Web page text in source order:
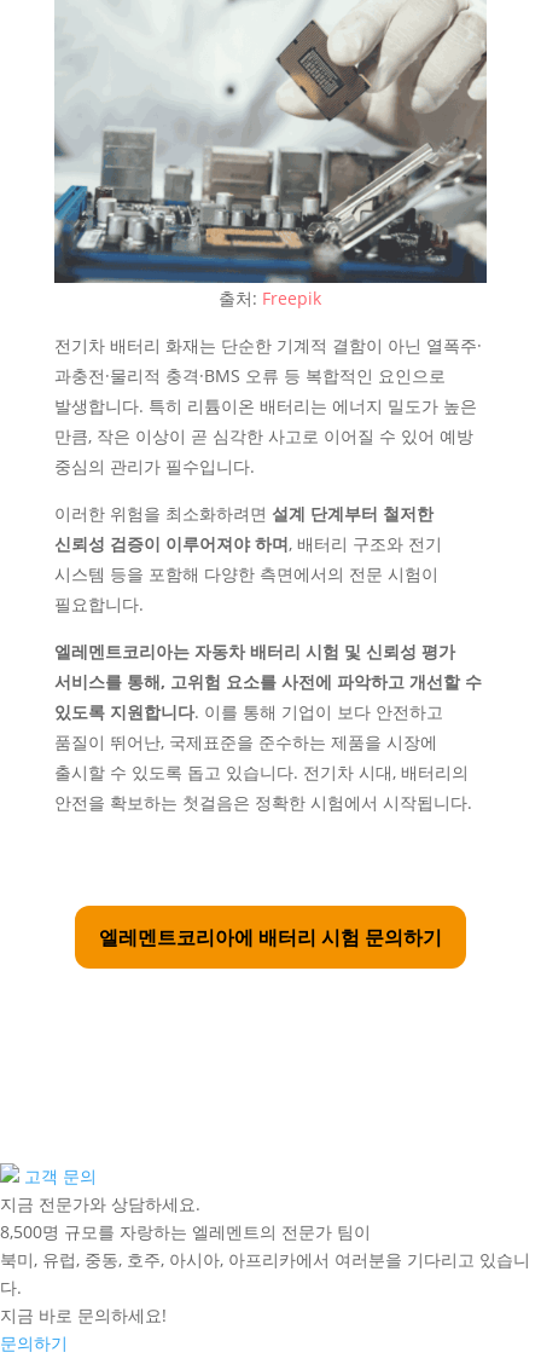
출처: Freepik
전기차 배터리 화재는 단순한 기계적 결함이 아닌 열폭주·
과충전·물리적 충격·BMS 오류 등 복합적인 요인으로
발생합니다. 특히 리튬이온 배터리는 에너지 밀도가 높은
만큼, 작은 이상이 곧 심각한 사고로 이어질 수 있어 예방
중심의 관리가 필수입니다.
이러한 위험을 최소화하려면 설계 단계부터 철저한
신뢰성 검증이 이루어져야 하며, 배터리 구조와 전기
시스템 등을 포함해 다양한 측면에서의 전문 시험이
필요합니다.
엘레멘트코리아는 자동차 배터리 시험 및 신뢰성 평가
서비스를 통해, 고위험 요소를 사전에 파악하고 개선할 수
있도록 지원합니다. 이를 통해 기업이 보다 안전하고
품질이 뛰어난, 국제표준을 준수하는 제품을 시장에
출시할 수 있도록 돕고 있습니다. 전기차 시대, 배터리의
안전을 확보하는 첫걸음은 정확한 시험에서 시작됩니다.
엘레멘트코리아에 배터리 시험 문의하기
고객 문의
지금 전문가와 상담하세요.
8,500명 규모를 자랑하는 엘레멘트의 전문가 팀이
북미, 유럽, 중동, 호주, 아시아, 아프리카에서 여러분을 기다리고 있습니
다.
지금 바로 문의하세요!
문의하기